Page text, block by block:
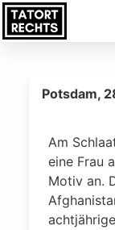
Potsdam,
Am
eine Frau
Motiv an.